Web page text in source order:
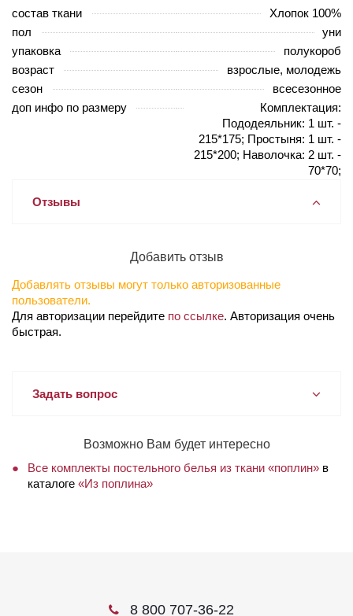
состав ткани
Хлопок 100%
пол
уни
упаковка
полукороб
возраст
взрослые, молодежь
сезон
всесезонное
доп инфо по размеру
Комплектация:
Пододеяльник: 1 шт. -
215*175; Простыня: 1 шт. -
215*200; Наволочка: 2 шт. -
70*70;
Отзывы
Добавить отзыв
Добавлять отзывы могут только авторизованные
пользователи.
Для авторизации перейдите по ссылке. Авторизация очень
быстрая.
Задать вопрос
Возможно Вам будет интересно
Все комплекты постельного белья из ткани «поплин» в
каталоге «Из поплина»
8 800 707-36-22